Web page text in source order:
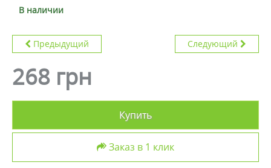
В наличии
Предыдущий Следующий
268 грн
Купить
Заказ в 1 клик